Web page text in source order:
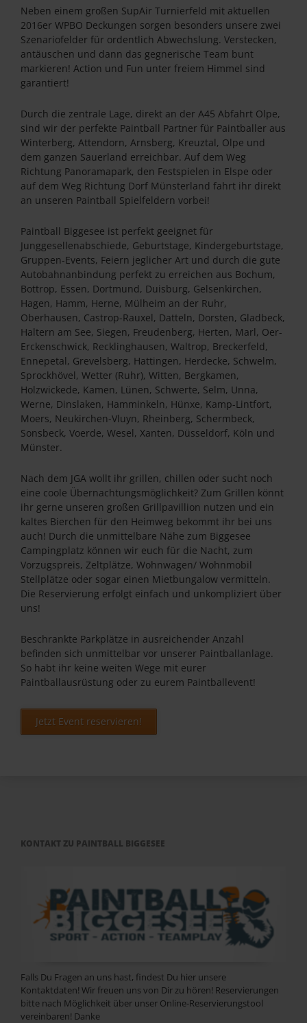
Neben einem großen SupAir Turnierfeld mit aktuellen
2016er WPBO Deckungen sorgen besonders unsere zwei
Szenariofelder für ordentlich Abwechslung. Verstecken,
antäuschen und dann das gegnerische Team bunt
markieren! Action und Fun unter freiem Himmel sind
garantiert!
Durch die zentrale Lage, direkt an der A45 Abfahrt Olpe,
sind wir der perfekte Paintball Partner für Paintballer aus
Winterberg, Attendorn, Arnsberg, Kreuztal, Olpe und
dem ganzen Sauerland erreichbar. Auf dem Weg
Richtung Panoramapark, den Festspielen in Elspe oder
auf dem Weg Richtung Dorf Münsterland fahrt ihr direkt
an unseren Paintball Spielfeldern vorbei!
Paintball Biggesee ist perfekt geeignet für
Junggesellenabschiede, Geburtstage, Kindergeburtstage,
Gruppen-Events, Feiern jeglicher Art und durch die gute
Autobahnanbindung perfekt zu erreichen aus Bochum,
Bottrop, Essen, Dortmund, Duisburg, Gelsenkirchen,
Hagen, Hamm, Herne, Mülheim an der Ruhr,
Oberhausen, Castrop-Rauxel, Datteln, Dorsten, Gladbeck,
Haltern am See, Siegen, Freudenberg, Herten, Marl, Oer-
Erckenschwick, Recklinghausen, Waltrop, Breckerfeld,
Ennepetal, Grevelsberg, Hattingen, Herdecke, Schwelm,
Sprockhövel, Wetter (Ruhr), Witten, Bergkamen,
Holzwickede, Kamen, Lünen, Schwerte, Selm, Unna,
Werne, Dinslaken, Hamminkeln, Hünxe, Kamp-Lintfort,
Moers, Neukirchen-Vluyn, Rheinberg, Schermbeck,
Sonsbeck, Voerde, Wesel, Xanten, Düsseldorf, Köln und
Münster.
Nach dem JGA wollt ihr grillen, chillen oder sucht noch
eine coole Übernachtungsmöglichkeit? Zum Grillen könnt
ihr gerne unseren großen Grillpavillion nutzen und ein
kaltes Bierchen für den Heimweg bekommt ihr bei uns
auch! Durch die unmittelbare Nähe zum Biggesee
Campingplatz können wir euch für die Nacht, zum
Vorzugspreis, Zeltplätze, Wohnwagen/ Wohnmobil
Stellplätze oder sogar einen Mietbungalow vermitteln.
Die Reservierung erfolgt einfach und unkompliziert über
uns!
Beschrankte Parkplätze in ausreichender Anzahl
befinden sich unmittelbar vor unserer Paintballanlage.
So habt ihr keine weiten Wege mit eurer
Paintballausrüstung oder zu eurem Paintballevent!
Jetzt Event reservieren!
KONTAKT ZU PAINTBALL BIGGESEE
Falls Du Fragen an uns hast, findest Du hier unsere
Kontaktdaten! Wir freuen uns von Dir zu hören! Reservierungen
bitte nach Möglichkeit über unser Online-Reservierungstool
vereinbaren! Danke